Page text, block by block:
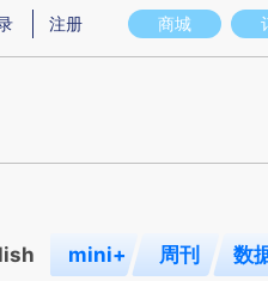
意图存在偏差。不代表财新观点和立
商城
注册
mini+ 周刊 数